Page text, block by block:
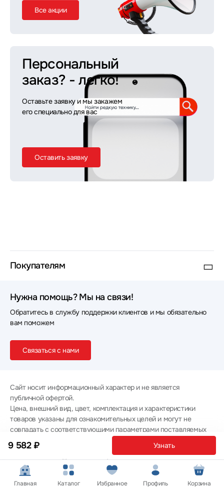
9 582 ₽ Узнать
Все акции
Персональный
заказ? - легко!
Оставьте заявку и мы закажем
его специально для вас
Оставить заявку
Покупателям
Нужна помощь? Мы на связи!
Обратитесь в службу поддержки клиентов и мы обязательно
вам поможем
Связаться с нами
Сайт носит информационный характер и не является
публичной офертой.
Цена, внешний вид, цвет, комплектация и характеристики
товаров указаны для ознакомительных целей и могут не
совпадать с соответствующими параметрами поставляемых
товаров - уточняйте информацию у менеджера при
оформлении заказа.
Политика конфиденциальности
© 2012 — 2026 ООО «Эпл Тэк»
Главная Каталог Избранное Профиль Корзина